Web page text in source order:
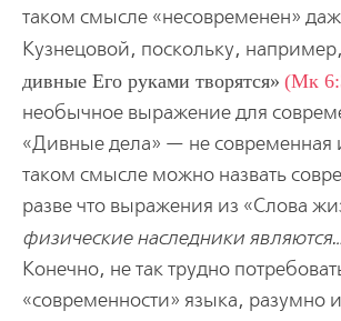
таком смысле «несовременен»
Кузнецовой, поскольку, например,
дивные Его руками творятся
(Мк
необычное выражение для
«Дивные дела» — не современная
таком смысле можно назвать
разве что выражения из «Слова
физические наследники являются…
Конечно, не так трудно
«современности» языка, разумно